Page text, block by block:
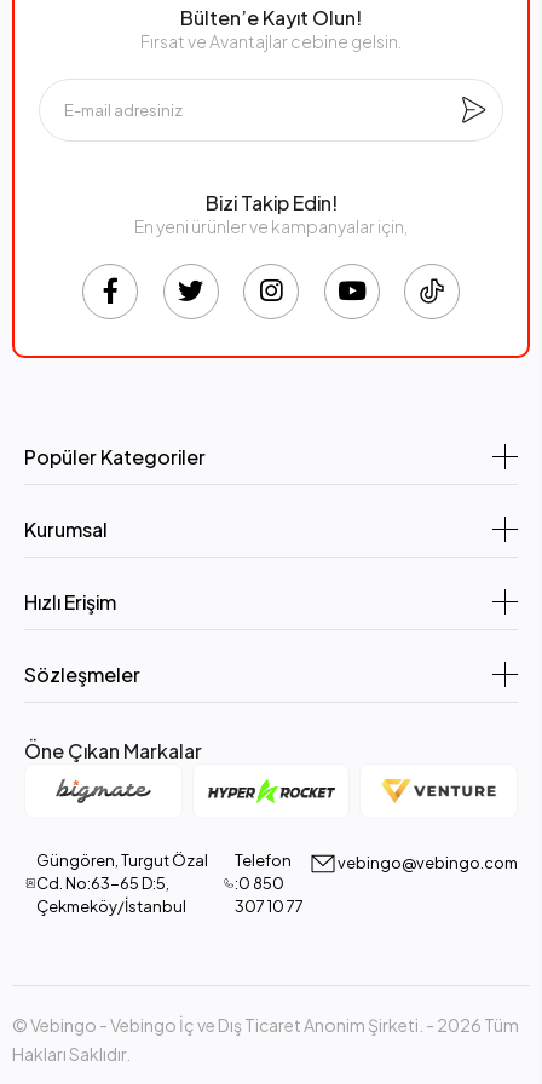
4.Notebook Çeşitleri
Günlük Kullanım İçin Notebooklar
İnternete girmek, film/dizi izlemek ve ofis programlarını kullanmak
için tasarlanmıştır.
Daha güçlü işlemciler, geniş RAM ve SSD kapasitesi sunar. Yoğun iş
Oyun Notebookları
sistemleriyle oyunseverler için özel üretilmiştir.
performanslı ekran kartı ve işlemci desteği sunar.
RAM: 16 GB
Depolama: 512 GB SSD
Ekran: 15.6” Full HD
Kullanım Alanı: Öğrenciler, ofis çalışanları ve günlük işler için
ideal
taşınabilirliği bir arada sunuyor. 16 GB RAM sayesinde çoklu
görevlerde sorunsuz çalışabilir, SSD ile hızlı açılış ve veri aktarımı
yapabilirsiniz.
İşlemci: Intel Core i5-1235U
RAM: 8 GB DDR
Bülten’e Kayıt Olun!
Fırsat ve Avantajlar cebine gelsin.
Bizi Takip Edin!
En yeni ürünler ve kampanyalar için,
Popüler Kategoriler
Kurumsal
Hızlı Erişim
Sözleşmeler
Öne Çıkan Markalar
Güngören, Turgut Özal
Cd. No:63-65 D:5,
Çekmeköy/İstanbul
Telefon
:0 850
307 10 77
vebingo@vebingo.com
© Vebingo - Vebingo İç ve Dış Ticaret Anonim Şirketi. - 2026 Tüm
Hakları Saklıdır.